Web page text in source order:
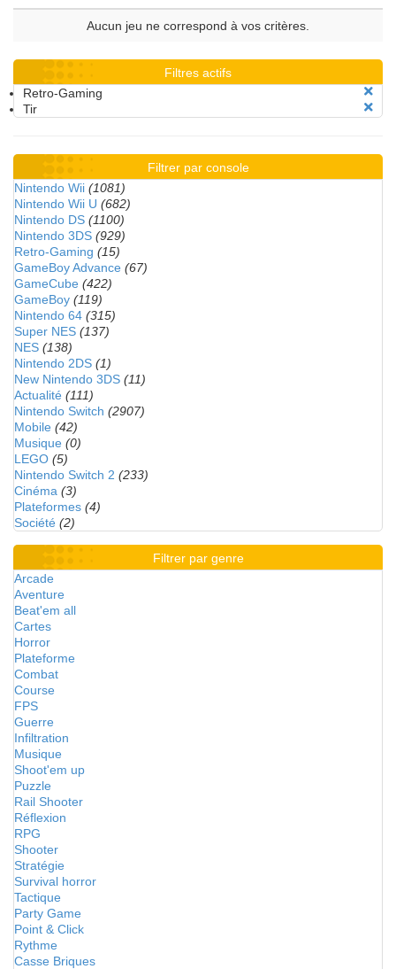
Aucun jeu ne correspond à vos critères.
Filtres actifs
Retro-Gaming
Tir
Filtrer par console
Nintendo Wii (1081)
Nintendo Wii U (682)
Nintendo DS (1100)
Nintendo 3DS (929)
Retro-Gaming (15)
GameBoy Advance (67)
GameCube (422)
GameBoy (119)
Nintendo 64 (315)
Super NES (137)
NES (138)
Nintendo 2DS (1)
New Nintendo 3DS (11)
Actualité (111)
Nintendo Switch (2907)
Mobile (42)
Musique (0)
LEGO (5)
Nintendo Switch 2 (233)
Cinéma (3)
Plateformes (4)
Société (2)
Filtrer par genre
Arcade
Aventure
Beat'em all
Cartes
Horror
Plateforme
Combat
Course
FPS
Guerre
Infiltration
Musique
Shoot'em up
Puzzle
Rail Shooter
Réflexion
RPG
Shooter
Stratégie
Survival horror
Tactique
Party Game
Point & Click
Rythme
Casse Briques